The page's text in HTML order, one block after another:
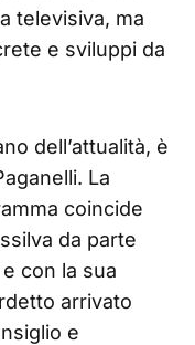
televisiva, ma
e sviluppi da
dell’attualità, è
La
coincide
da parte
con la sua
arrivato
e